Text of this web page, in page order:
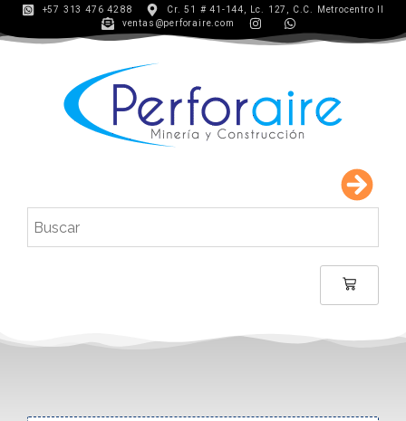
+57 313 476 4288
Cr. 51 # 41-144, Lc. 127, C.C. Metrocentro II
ventas@perforaire.com